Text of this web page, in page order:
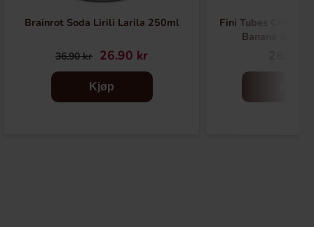
Brainrot Soda Lirili Larila 250ml
36.90 kr 26.90 kr
Kjøp
Fini Tubes Creamy
Banana &